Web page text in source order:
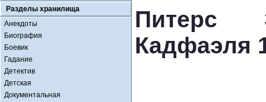
Разделы хранилища
Анекдоты
Биография
Боевик
Гадание
Детектив
Детская
Документальная
Питерс
Кадфаэля